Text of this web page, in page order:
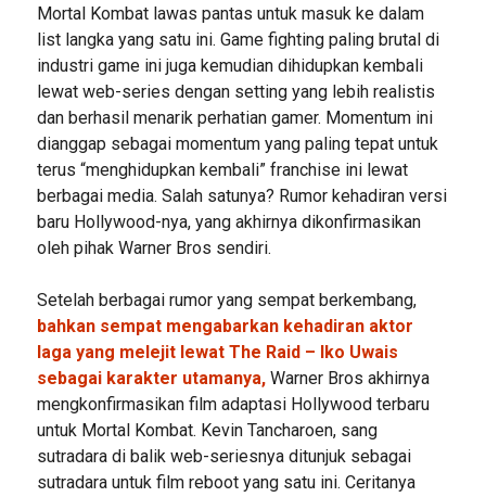
Mortal Kombat lawas pantas untuk masuk ke dalam
list langka yang satu ini. Game fighting paling brutal di
industri game ini juga kemudian dihidupkan kembali
lewat web-series dengan setting yang lebih realistis
dan berhasil menarik perhatian gamer. Momentum ini
dianggap sebagai momentum yang paling tepat untuk
terus “menghidupkan kembali” franchise ini lewat
berbagai media. Salah satunya? Rumor kehadiran versi
baru Hollywood-nya, yang akhirnya dikonfirmasikan
oleh pihak Warner Bros sendiri.
Setelah berbagai rumor yang sempat berkembang,
bahkan sempat mengabarkan kehadiran aktor
laga yang melejit lewat The Raid – Iko Uwais
sebagai karakter utamanya,Warner Bros akhirnya
mengkonfirmasikan film adaptasi Hollywood terbaru
untuk Mortal Kombat. Kevin Tancharoen, sang
sutradara di balik web-seriesnya ditunjuk sebagai
sutradara untuk film reboot yang satu ini. Ceritanya